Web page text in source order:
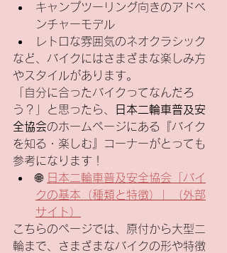
キャンプツーリング向きのアドベ
ンチャーモデル
レトロな雰囲気のネオクラシック
など、バイクにはさまざまな楽しみ方
やスタイルがあります。
「自分に合ったバイクってなんだろ
う？」と思ったら、
日本二輪車普及安
全協会のホームページにある『バイク
を知る・楽しむ』コーナーがとっても
参考になります！
🌐 日本二輪車普及安全協会「バイ
クの基本（種類と特徴）」（外部
サイト）
こちらのページでは、原付から大型二
輪まで、さまざまなバイクの形や特徴